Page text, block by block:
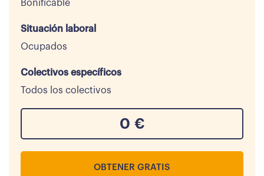
Bonificable
Situación laboral
Ocupados
Colectivos específicos
Todos los colectivos
0 €
OBTENER GRATIS